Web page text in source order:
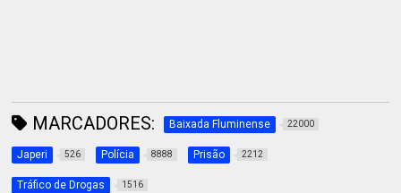
MARCADORES: Baixada Fluminense 22000
Japeri 526 Polícia 8888 Prisão 2212
Tráfico de Drogas 1516